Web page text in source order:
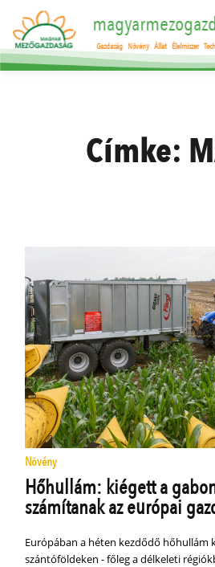
Gazdaság Növény Állat Élelmiszer
Címke:
Növény
Hőhullám: kiégett a
számítanak az európai
Európában a héten kezdődő hőhullám
szántóföldeken - főleg a délkeleti